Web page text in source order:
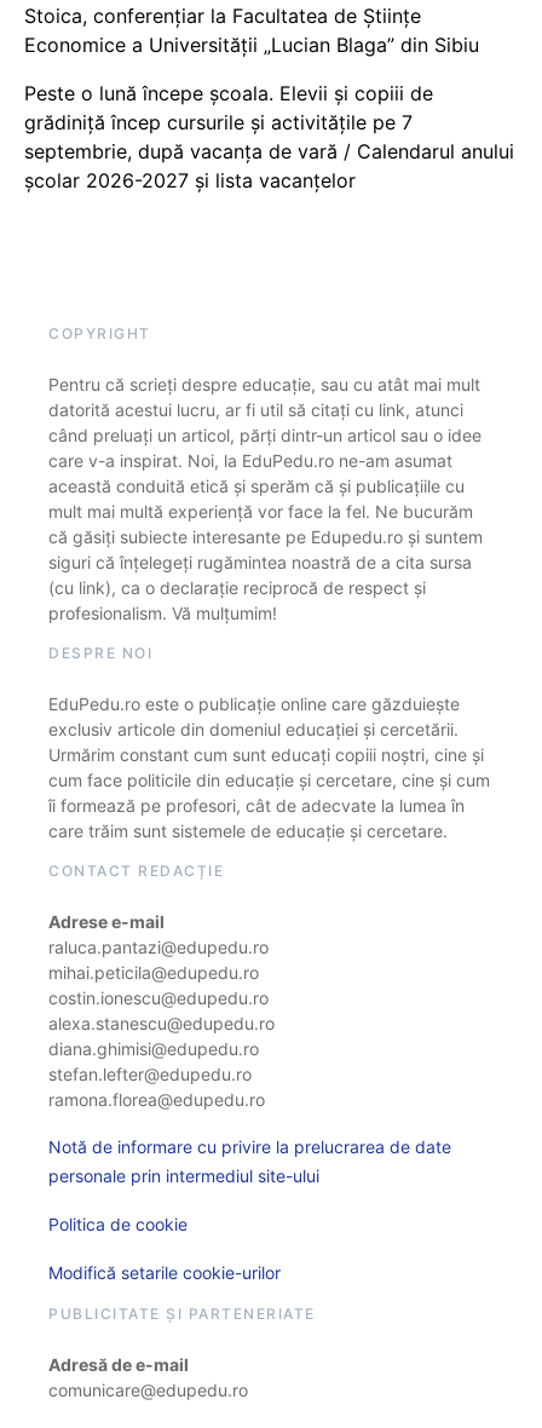
Stoica, conferențiar la Facultatea de Științe
Economice a Universității „Lucian Blaga” din Sibiu
Peste o lună începe școala. Elevii și copiii de
grădiniță încep cursurile și activitățile pe 7
septembrie, după vacanța de vară / Calendarul anului
școlar 2026-2027 și lista vacanțelor
COPYRIGHT
Pentru că scrieți despre educație, sau cu atât mai mult
datorită acestui lucru, ar fi util să citați cu link, atunci
când preluați un articol, părți dintr-un articol sau o idee
care v-a inspirat. Noi, la EduPedu.ro ne-am asumat
această conduită etică și sperăm că și publicațiile cu
mult mai multă experiență vor face la fel. Ne bucurăm
că găsiți subiecte interesante pe Edupedu.ro și suntem
siguri că înțelegeți rugămintea noastră de a cita sursa
(cu link), ca o declarație reciprocă de respect și
profesionalism. Vă mulțumim!
DESPRE NOI
EduPedu.ro este o publicație online care găzduiește
exclusiv articole din domeniul educației și cercetării.
Urmărim constant cum sunt educați copiii noștri, cine și
cum face politicile din educație și cercetare, cine și cum
îi formează pe profesori, cât de adecvate la lumea în
care trăim sunt sistemele de educație și cercetare.
CONTACT REDACȚIE
Adrese e-mail
raluca.pantazi@edupedu.ro
mihai.peticila@edupedu.ro
costin.ionescu@edupedu.ro
alexa.stanescu@edupedu.ro
diana.ghimisi@edupedu.ro
stefan.lefter@edupedu.ro
ramona.florea@edupedu.ro
Notă de informare cu privire la prelucrarea de date
personale prin intermediul site-ului
Politica de cookie
Modifică setarile cookie-urilor
PUBLICITATE ȘI PARTENERIATE
Adresă de e-mail
comunicare@edupedu.ro